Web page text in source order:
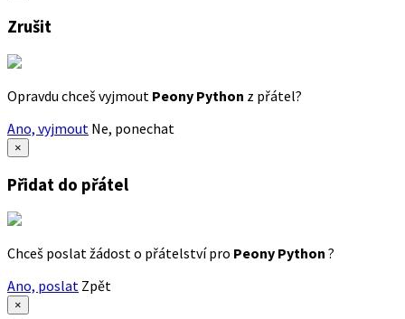
Zrušit
Opravdu chceš vyjmout Peony Python z přátel?
Ano, vyjmout Ne, ponechat
×
Přidat do přátel
Chceš poslat žádost o přátelství pro Peony Python ?
Ano, poslat Zpět
×